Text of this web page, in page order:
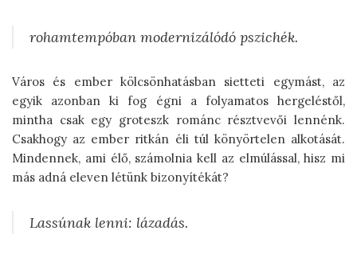
rohamtempóban modernizálódó pszichék.
Város és ember kölcsönhatásban sietteti egymást, az
egyik azonban ki fog égni a folyamatos hergeléstől,
mintha csak egy groteszk románc résztvevői lennénk.
Csakhogy az ember ritkán éli túl könyörtelen alkotását.
Mindennek, ami élő, számolnia kell az elmúlással, hisz mi
más adná eleven létünk bizonyítékát?
Lassúnak lenni: lázadás.